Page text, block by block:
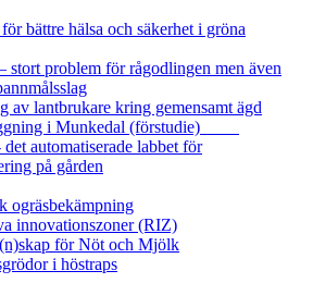
bättre hälsa och säkerhet i gröna
stort problem för rågodlingen men även
av lantbrukare kring gemensamt ägd
i Munkedal (förstudie)
automatiserade labbet för
på gården
ogräsbekämpning
innovationszoner (RIZ)
för Nöt och Mjölk
i höstraps